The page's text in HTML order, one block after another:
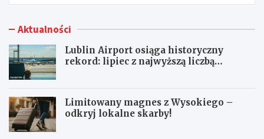
Aktualności
Lublin Airport osiąga historyczny
rekord: lipiec z najwyższą liczbą
Limitowany magnes z Wysokiego –
odkryj lokalne skarby!